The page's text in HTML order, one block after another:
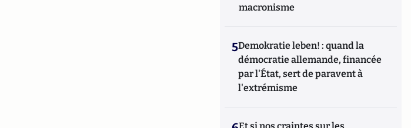
macronisme
5Demokratie leben! : quand la
démocratie allemande, financée
par l'État, sert de paravent à
l'extrémisme